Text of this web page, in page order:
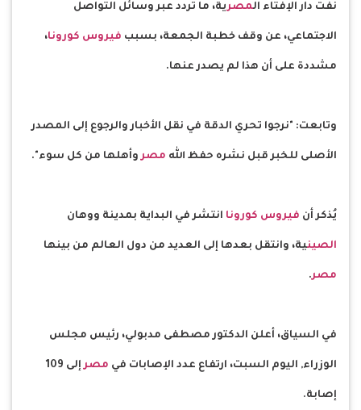
نفت دار الإفتاء المصرية، ما تردد عبر وسائل التواصل
الاجتماعي، عن وقف خطبة الجمعة، بسبب فيروس كورونا،
مشددة على أن هذا لم يصدر عنها.
وتابعت: "نرجوا تحري الدقة في نقل الأخبار والرجوع إلى المصدر
الأصلى للخبر قبل نشره حفظ الله مصروأهلها من كل سوء".
يُذكر أن فيروس كورونا انتشر في البداية بمدينة ووهان
الصينية، وانتقل بعدها إلى العديد من دول العالم من بينها
مصر.
في السياق، أعلن الدكتور مصطفى مدبولي، رئيس مجلس
الوزراء, اليوم السبت، ارتفاع عدد الإصابات في مصر إلى 109
إصابة.